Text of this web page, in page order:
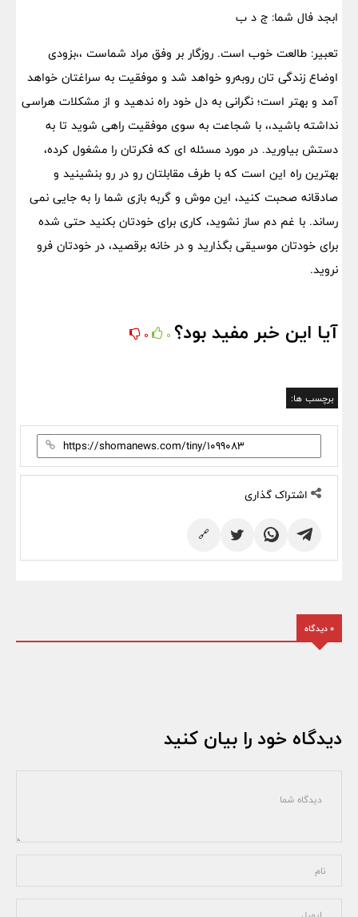
ابجد فال شما: ج د ب
تعبیر: طالعت خوب است. روزگار بر وفق مراد شماست ،،بزودی
اوضاع زندگی تان روبه‌رو خواهد شد و موفقیت به سراغتان خواهد
آمد و بهتر است؛ نگرانی به دل خود راه ندهید و از مشکلات هراسی
نداشته باشید،، با شجاعت به سوی موفقیت راهی شوید تا به
دستش بیاورید. در مورد مسئله ای که فکرتان را مشغول کرده،
بهترین راه این است که با طرف مقابلتان رو در رو بنشینید و
صادقانه صحبت کنید، این موش و گربه بازی شما را به جایی نمی
رساند. با غم دم ساز نشوید، کاری برای خودتان بکنید حتی شده
برای خودتان موسیقی بگذارید و در خانه برقصید، در خودتان فرو
نروید.
آیا این خبر مفید بود؟ 0
0
برچسب ها:
اشتراک گذاری
🔗
0 دیدگاه
دیدگاه خود را بیان کنید